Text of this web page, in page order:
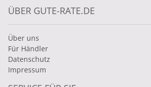
ÜBER GUTE-RATE.DE
Über uns
Für Händler
Datenschutz
Impressum